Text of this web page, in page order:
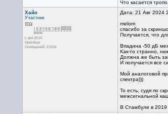
Что касается
Хайо
Участник
с дек 2015
Оренбург
Сообщений: 21538
Дата: 21 Авг 2024
melom
спасибо за
Получается, что
Впадина -50 дБ
Как-то странно,
Должна же быть
И получается все
Мой аналоговой
спектра)))
То есть, судя по
межсигнальной
В Стамбуле в 2019